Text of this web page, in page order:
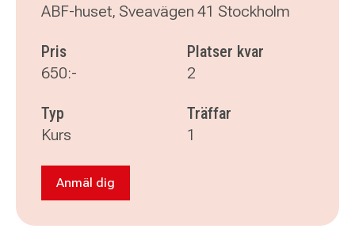
ABF-huset, Sveavägen 41 Stockholm
Pris
650:-
Platser kvar
2
Typ
Kurs
Träffar
1
Anmäl dig till Nyhet! Henna - workshop
Anmäl dig